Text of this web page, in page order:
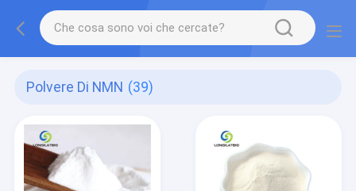
Polvere Di NMN (39)